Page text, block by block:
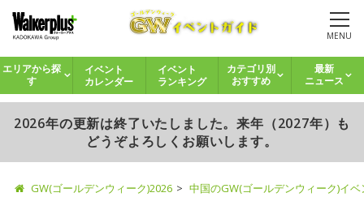
MENU
エリアから探
す
イベント
カレンダー
イベント
ランキング
カテゴリ別
おすすめ
最新
ニュース
2026年の更新は終了いたしました。来年（2027年）も
どうぞよろしくお願いします。
GW(ゴールデンウィーク)2026 中国のGW(ゴールデンウィーク)イ